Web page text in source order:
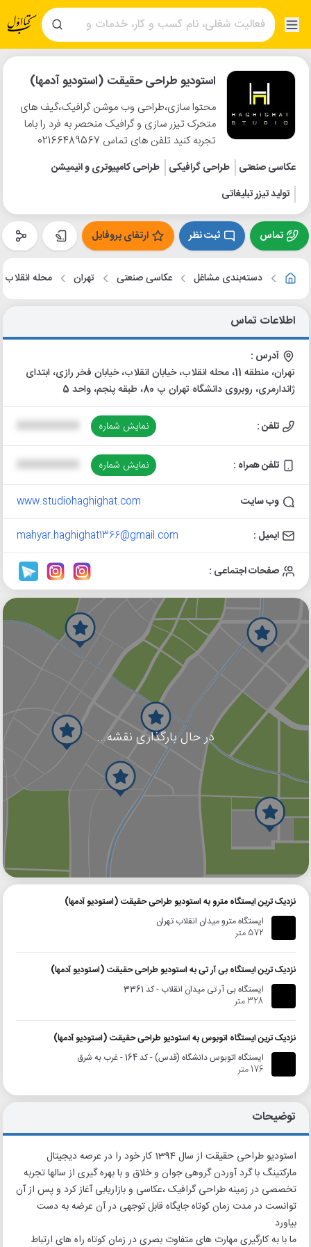
استودیو طراحی حقیقت (استودیو آدمها)
محتوا سازی،طراحی وب موشن گرافیک،گیف های
متحرک تیزر سازی و گرافیک منحصر به فرد را باما
تجربه کنید تلفن های تماس 02166489567
عکاسی صنعتی طراحی گرافیکی
طراحی کامپیوتری و انیمیشن
تولید تیزر تبلیغاتی
تماس ثبت نظر ارتقای پروفایل
دسته‌بندی مشاغل عکاسی صنعتی تهران محله انقلاب
اطلاعات تماس
آدرس :
تهران، منطقه 11، محله انقلاب، خیابان انقلاب، خیابان فخر رازی، ابتدای
ژاندارمری، روبروی دانشگاه تهران پ 80، طبقه پنجم، واحد 5
تلفن : نمایش شماره
تلفن همراه : نمایش شماره
وب سایت www.studiohaghighat.com
ایمیل : mahyar.haghighat1366@gmail.com
صفحات اجتماعی :
در حال بارگذاری نقشه...
گوگل
نزدیک ترین ایستگاه مترو به استودیو طراحی حقیقت (استودیو آدمها)
ایستگاه مترو میدان انقلاب تهران
572 متر
نزدیک ترین ایستگاه بی آر تی به استودیو طراحی حقیقت (استودیو آدمها)
ایستگاه بی آر تی میدان انقلاب - کد 3361
328 متر
نزدیک ترین ایستگاه اتوبوس به استودیو طراحی حقیقت (استودیو آدمها)
ایستگاه اتوبوس دانشگاه (قدس) - کد 164 - غرب به شرق
176 متر
توضیحات
استودیو طراحی حقیقت از سال 1394 کار خود را در عرصه دیجیتال
مارکتینگ با گرد آوردن گروهی جوان و خلاق و با بهره گیری از سالها تجربه
تخصصی در زمینه طراحی گرافیک ،عکاسی و بازاریابی آغاز کرد و پس از آن
توانست در مدت زمان کوتاه جایگاه قابل توجهی در آن عرضه به دست
بیاورد
ما با به کارگیری مهارت های متفاوت بصری در زمان کوتاه راه های ارتباط